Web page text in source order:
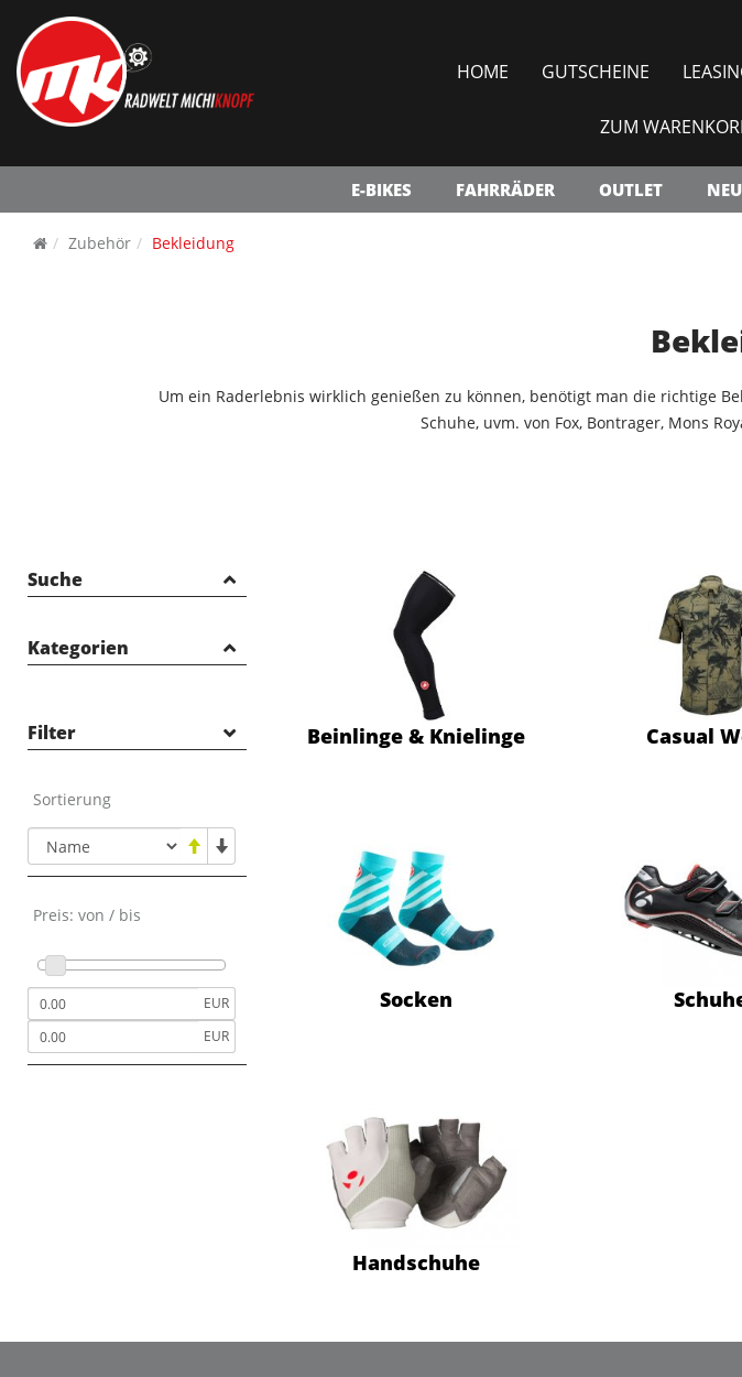
HOME GUTSCHEINE
ZUM
E-BIKES FAHRRÄDER OUTLET
Zubehör Bekleidung
Um ein Raderlebnis wirklich genießen zu können, benötigt man die richtige
Schuhe, uvm. von Fox, Bontrager, Mons
Suche
Kategorien
FAHRRÄDER
OUTLET
ZUBEHÖR
Fahrradklingel
Gutscheine
Flaschenhalter
Fahrradträger
Taschen und Körbe
Gesundheit
Filter
Sortierung
Preis: von / bis
EUR
EUR
Beinlinge & Knielinge Casual
Socken
Handschuhe